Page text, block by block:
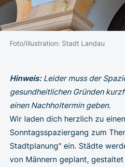
Foto/Illustration: Stadt Landau
Hinweis:Leider muss der
gesundheitlichen Gründen
einen Nachholtermin geben.
Wir laden dich herzlich zu
Sonntagsspaziergang zum
Stadtplanung" ein. Städte
von Männern geplant,